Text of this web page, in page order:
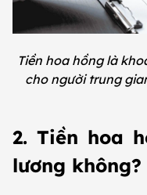
Tiền hoa hồng là
cho người trung
2. Tiền hoa
lương không?